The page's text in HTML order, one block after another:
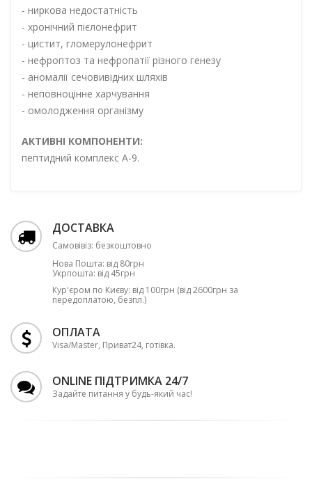
- ниркова недостатність
- хронічний пієлонефрит
- цистит, гломерулонефрит
- нефроптоз та нефропатії різного генезу
- аномалії сечовивідних шляхів
- неповноцінне харчування
- омолодження організму
АКТИВНІ КОМПОНЕНТИ:
пептидний комплекс А-9.
ДОСТАВКА
Самовівіз: безкоштовно
Нова Пошта: від 80грн
Укрпошта: від 45грн
Кур'єром по Києву: від 100грн (від 2600грн за
передоплатою, безпл.)
ОПЛАТА
Visa/Master, Приват24, готівка.
ONLINE ПІДТРИМКА 24/7
Задайте питання у будь-який час!